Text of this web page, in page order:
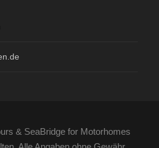
& SeaBridge for Motorhomes